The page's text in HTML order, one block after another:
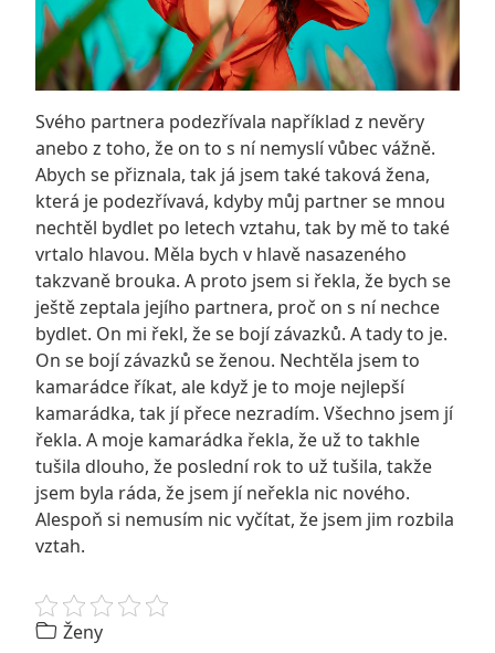
Svého partnera podezřívala například z nevěry
anebo z toho, že on to s ní nemyslí vůbec vážně.
Abych se přiznala, tak já jsem také taková žena,
která je podezřívavá, kdyby můj partner se mnou
nechtěl bydlet po letech vztahu, tak by mě to také
vrtalo hlavou. Měla bych v hlavě nasazeného
takzvaně brouka. A proto jsem si řekla, že bych se
ještě zeptala jejího partnera, proč on s ní nechce
bydlet. On mi řekl, že se bojí závazků. A tady to je.
On se bojí závazků se ženou. Nechtěla jsem to
kamarádce říkat, ale když je to moje nejlepší
kamarádka, tak jí přece nezradím. Všechno jsem jí
řekla. A moje kamarádka řekla, že už to takhle
tušila dlouho, že poslední rok to už tušila, takže
jsem byla ráda, že jsem jí neřekla nic nového.
Alespoň si nemusím nic vyčítat, že jsem jim rozbila
vztah.
Ženy